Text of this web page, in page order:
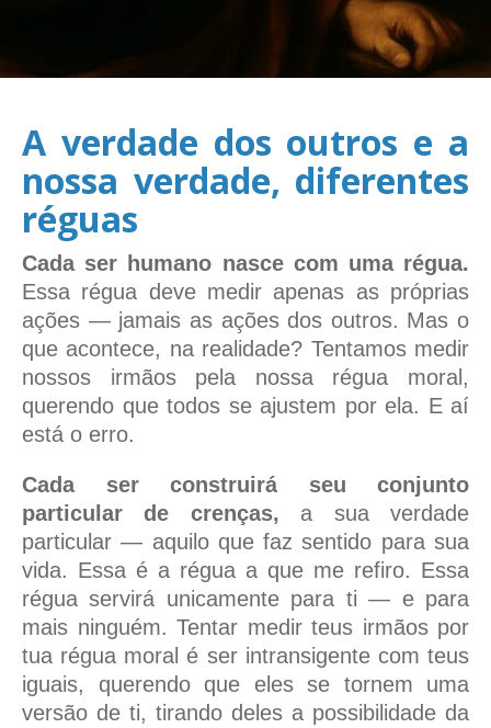
A verdade dos outros e a
nossa verdade, diferentes
réguas
Cada ser humano nasce com uma régua.
Essa régua deve medir apenas as próprias
ações — jamais as ações dos outros. Mas o
que acontece, na realidade? Tentamos medir
nossos irmãos pela nossa régua moral,
querendo que todos se ajustem por ela. E aí
está o erro.
Cada ser construirá seu conjunto
particular de crenças, a sua verdade
particular — aquilo que faz sentido para sua
vida. Essa é a régua a que me refiro. Essa
régua servirá unicamente para ti — e para
mais ninguém. Tentar medir teus irmãos por
tua régua moral é ser intransigente com teus
iguais, querendo que eles se tornem uma
versão de ti, tirando deles a possibilidade da